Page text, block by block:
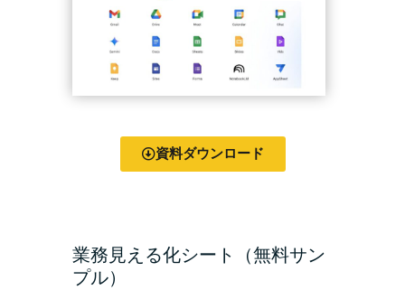
資料ダウンロード
業務見える化シート（無料サン
プル）